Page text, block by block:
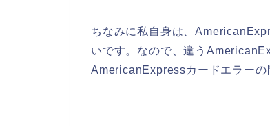
ちなみに私自身は、
いです。なので、違う
AmericanExpressカードエラーの